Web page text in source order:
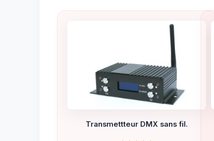
Transmettteur DMX sans fil.